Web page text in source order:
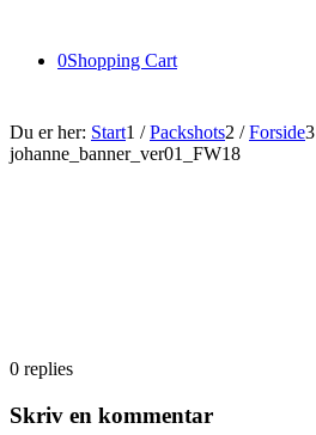
0Shopping Cart
Du er her: Start1 / Packshots2 / Forside3
johanne_banner_ver01_FW18
0 replies
Skriv en kommentar